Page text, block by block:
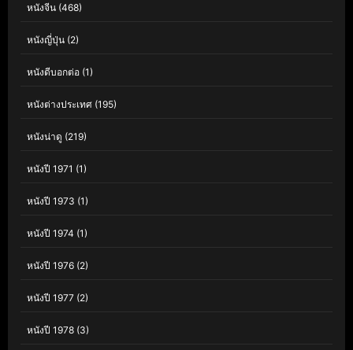
หนังจีน (468)
หนังญี่ปุ่น (2)
หนังดีบอกต่อ (1)
หนังต่างประเทศ (195)
หนังน่าดู (219)
หนังปี 1971 (1)
หนังปี 1973 (1)
หนังปี 1974 (1)
หนังปี 1976 (2)
หนังปี 1977 (2)
หนังปี 1978 (3)